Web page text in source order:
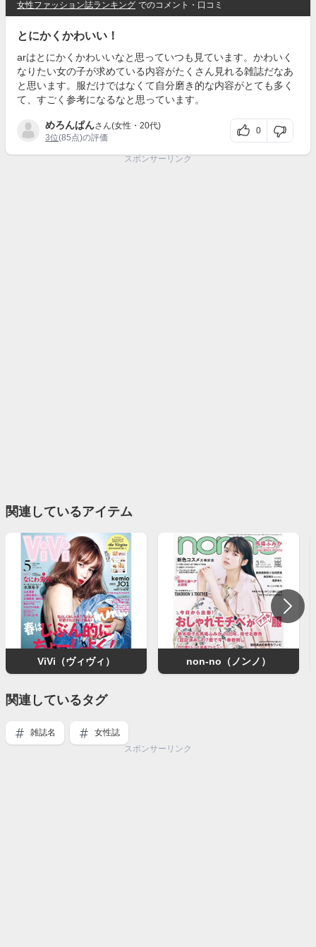
女性ファッション誌ランキング でのコメント・口コミ
とにかくかわいい！
arはとにかくかわいいなと思っていつも見ています。かわいく
なりたい女の子が求めている内容がたくさん見れる雑誌だなあ
と思います。服だけではなくて自分磨き的な内容がとても多く
て、すごく参考になるなと思っています。
めろんぱんさん(女性・20代)
3位(85点)の評価
0
スポンサーリンク
関連しているアイテム
ViVi（ヴィヴィ） non-no（ノンノ）
関連しているタグ
雑誌名
女性誌
スポンサーリンク